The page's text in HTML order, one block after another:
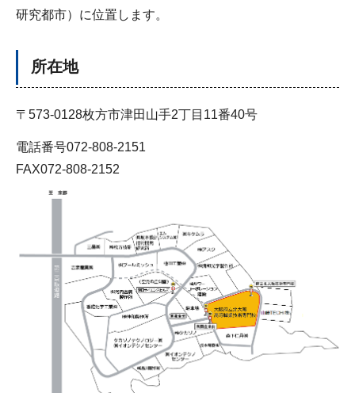
研究都市）に位置します。
所在地
〒573-0128枚方市津田山手2丁目11番40号
電話番号072-808-2151
FAX072-808-2152